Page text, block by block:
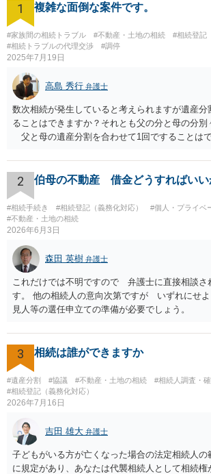
1 複雑な面倒な案件です。
#家族間の相続トラブル #不動産・土地の相続
#相続登記
#相続トラブルの代理交渉
#調停
2025年7月19日
高島 秀行 弁護士
数次相続が発生していると考えられますが遺産分
ることはできますか？それとも父の分と母の分
父と母の遺産分割を合わせて1回ですることは
ょうか？ 兄が無視している理由は関わりなくな
せだと思います。兄は両親ともの葬儀には来て
はプロにお願いして探してもらおうと思います
を依頼せず兄の住所だけ調べてもらうことは難
いということですが、遺産はあるので、遺産分割
費用を 支払うという内容でも受任してもらえる
す。 弁護士にメール等でそのようなことが可能
たらよいと思います。
2 伯母の不動産 借金どうすればいい
#相続手続き #相続登記（義務化対応）
#個人・プライベ
#不動産・土地の相続
2026年6月3日
森田 英樹 弁護士
これだけでは不明ですので 弁護士に直接相談さ
す。 他の相続人の意向次第ですが いずれにせ
見人等の選任申立ての準備が必要でしょう。
3 相続は誰ができますか
#遺産分割 #協議 #不動産・土地の相続
#相続人調査・
#相続登記（義務化対応）
2026年7月16日
吉田 雄大 弁護士
子どもがいる方が亡くなった場合の法定相続人の
に規定があり、あなたは代襲相続人として相続権